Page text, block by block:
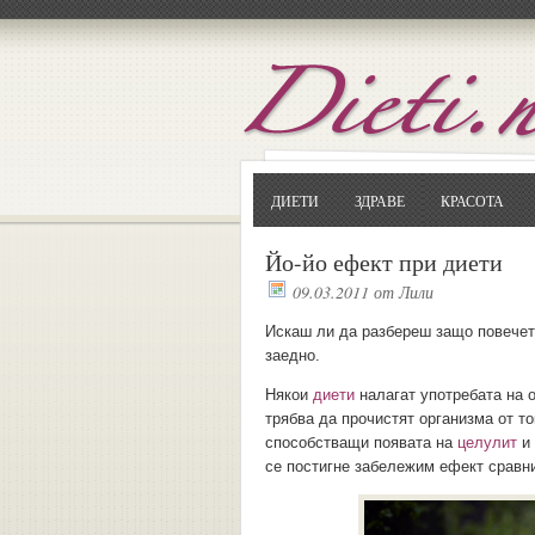
ДИЕТИ ЗДРАВЕ КРАСОТА
Йо-йо ефект при диети
09.03.2011 отЛили
Искаш ли да разбереш защо
заедно.
Някои диети налагат употребата на
трябва да прочистят организма от
способстващи появата на целулит и
се постигне забележим ефект